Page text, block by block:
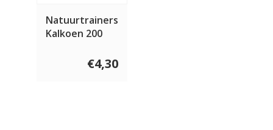
Natuurtrainers
Kalkoen 200
€4,30